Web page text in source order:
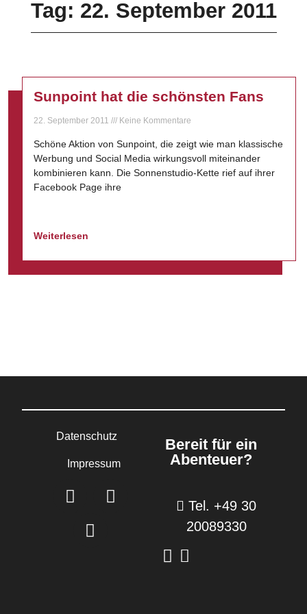
Tag: 22. September 2011
Sunpoint hat die schönsten Fans
22. September 2011 Keine Kommentare
Schöne Aktion von Sunpoint, die zeigt wie man klassische
Werbung und Social Media wirkungsvoll miteinander
kombinieren kann. Die Sonnenstudio-Kette rief auf ihrer
Facebook Page ihre
Weiterlesen
Datenschutz
Impressum
Bereit für ein
Abenteuer?
Tel. +49 30
20089330